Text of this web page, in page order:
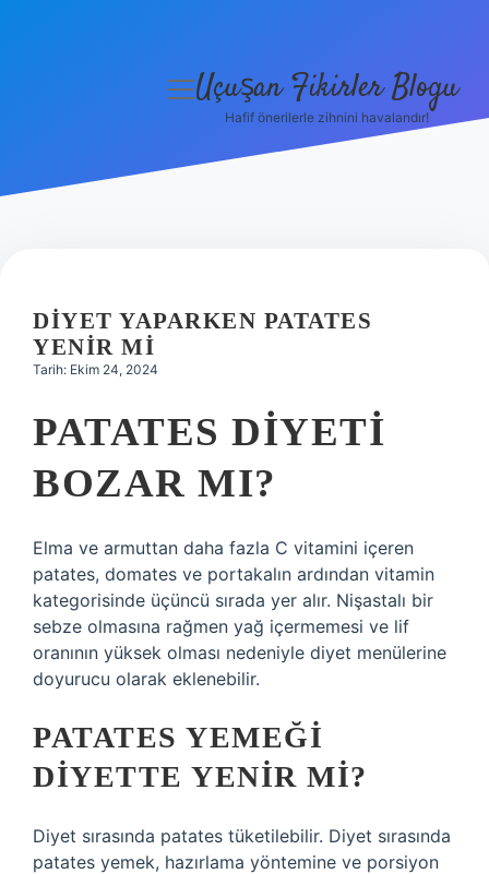
Hakkımızda
menüyü
Uçuşan Fikirler Blogu
Hafif önerilerle zihnini havalandır!
DIYET YAPARKEN PATATES
YENIR MI
Tarih: Ekim 24, 2024
PATATES DIYETI
BOZAR MI?
Elma ve armuttan daha fazla C vitamini içeren
patates, domates ve portakalın ardından vitamin
kategorisinde üçüncü sırada yer alır. Nişastalı bir
sebze olmasına rağmen yağ içermemesi ve lif
oranının yüksek olması nedeniyle diyet menülerine
doyurucu olarak eklenebilir.
PATATES YEMEĞI
DIYETTE YENIR MI?
Diyet sırasında patates tüketilebilir. Diyet sırasında
patates yemek, hazırlama yöntemine ve porsiyon